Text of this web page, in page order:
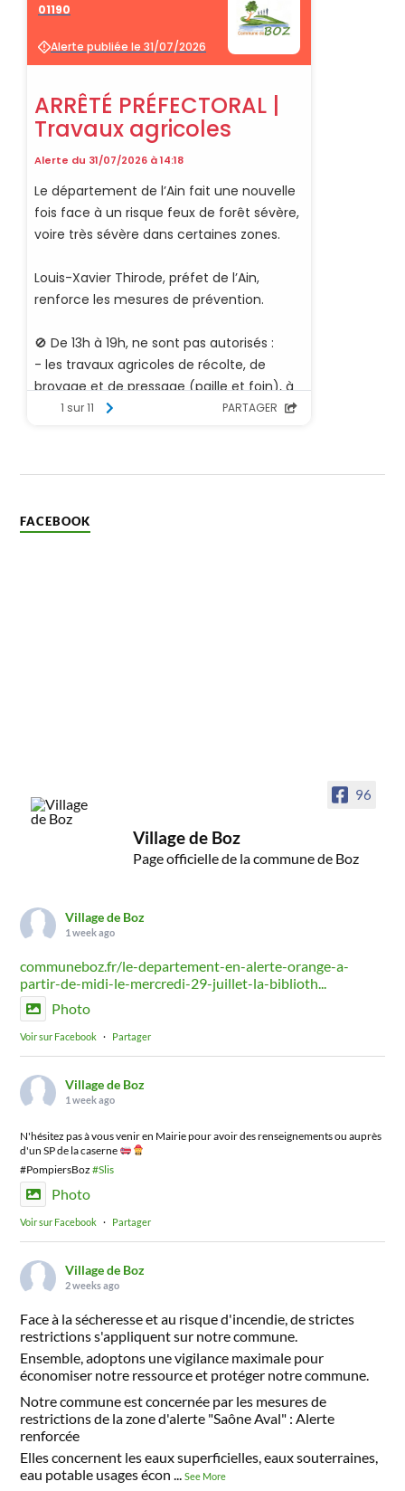
FACEBOOK
96
Village de Boz
Page officielle de la commune de Boz
Village de Boz
1 week ago
communeboz.fr/le-departement-en-alerte-orange-a-
partir-de-midi-le-mercredi-29-juillet-la-biblioth...
Photo
Voir sur Facebook · Partager
Village de Boz
1 week ago
N'hésitez pas à vous venir en Mairie pour avoir des renseignements ou auprès
d'un SP de la caserne
#PompiersBoz#Slis
Photo
Voir sur Facebook · Partager
Village de Boz
2 weeks ago
Face à la sécheresse et au risque d'incendie, de strictes
restrictions s'appliquent sur notre commune.
Ensemble, adoptons une vigilance maximale pour
économiser notre ressource et protéger notre commune.
Notre commune est concernée par les mesures de
restrictions de la zone d'alerte "Saône Aval" : Alerte
renforcée
Elles concernent les eaux superficielles, eaux souterraines,
eau potable usages écon
...See More